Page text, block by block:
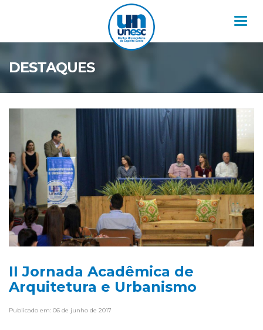
DESTAQUES
II Jornada Acadêmica de
Arquitetura e Urbanismo
Publicado em: 06 de junho de 2017